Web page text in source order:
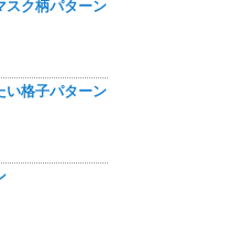
スク柄パターン
い格子パターン